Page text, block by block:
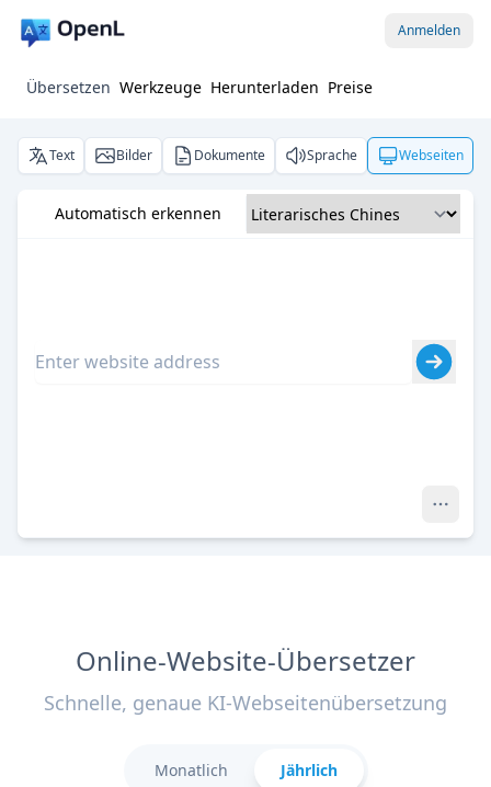
Anmelden
Übersetzen Werkzeuge Herunterladen Preise
Text Bilder Dokumente Sprache Webseiten
Automatisch erkennen
Online-Website-Übersetzer
Schnelle, genaue KI-Webseitenübersetzung
Monatlich Jährlich